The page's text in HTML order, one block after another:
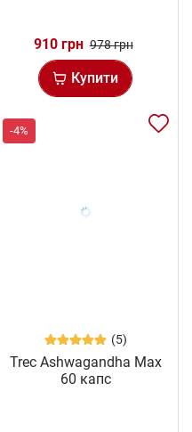
910 грн 978 грн
Купити
-4%
(5)
Trec Ashwagandha Max
60 капс